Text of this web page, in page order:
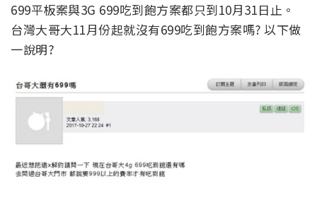
699平板案與3G 699吃到飽方案都只到10月31日止。
台灣大哥大11月份起就沒有699吃到飽方案嗎? 以下做
一說明?